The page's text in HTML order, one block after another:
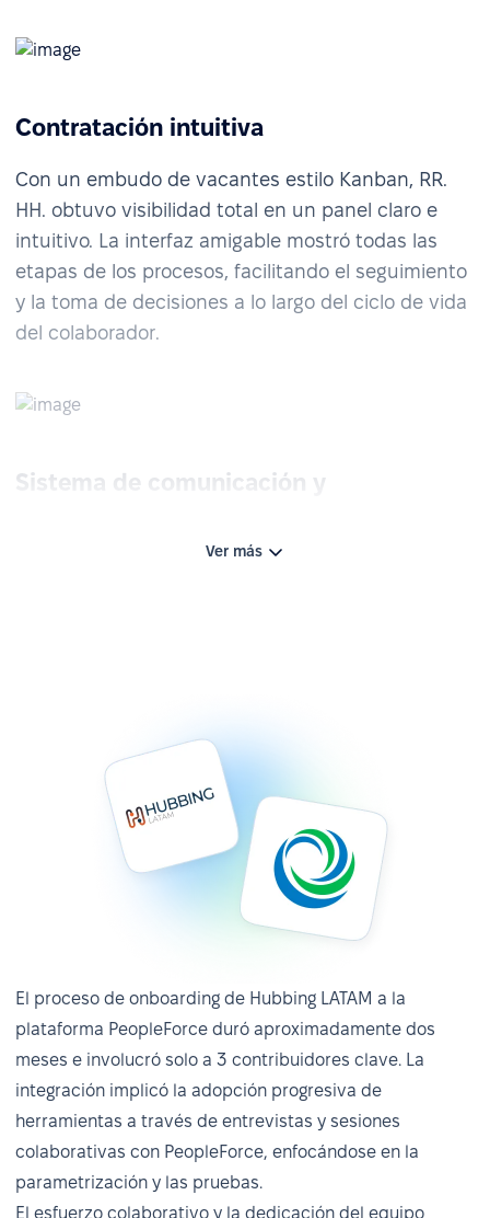
Contratación intuitiva
Con un embudo de vacantes estilo Kanban, RR.
HH. obtuvo visibilidad total en un panel claro e
intuitivo. La interfaz amigable mostró todas las
etapas de los procesos, facilitando el seguimiento
y la toma de decisiones a lo largo del ciclo de vida
del colaborador.
Sistema de comunicación y
Hubbing LATAM confía en el sistema de
notificaciones automáticas de PeopleForce, que
asegura la participación de todos los actores clave
en decisiones oportunas.
Ver más
El proceso de onboarding de Hubbing LATAM a la
plataforma PeopleForce duró aproximadamente dos
meses e involucró solo a 3 contribuidores clave. La
integración implicó la adopción progresiva de
herramientas a través de entrevistas y sesiones
colaborativas con PeopleForce, enfocándose en la
parametrización y las pruebas.
El esfuerzo colaborativo y la dedicación del equipo